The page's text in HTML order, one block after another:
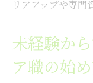
リアアップや専門
未経験か
ア職の始